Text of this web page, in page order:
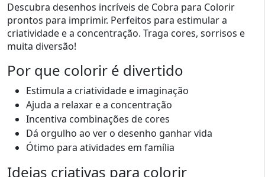
Descubra desenhos incríveis de Cobra para Colorir
prontos para imprimir. Perfeitos para estimular a
criatividade e a concentração. Traga cores, sorrisos e
muita diversão!
Por que colorir é divertido
Estimula a criatividade e imaginação
Ajuda a relaxar e a concentração
Incentiva combinações de cores
Dá orgulho ao ver o desenho ganhar vida
Ótimo para atividades em família
Ideias criativas para colorir